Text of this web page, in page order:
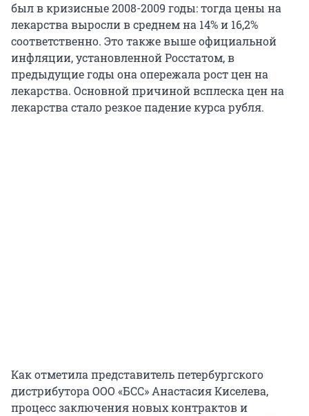
был в кризисные 2008-2009 годы: тогда цены на
лекарства выросли в среднем на 14% и 16,2%
соответственно. Это также выше официальной
инфляции, установленной Росстатом, в
предыдущие годы она опережала рост цен на
лекарства. Основной причиной всплеска цен на
лекарства стало резкое падение курса рубля.
Как отметила представитель петербургского
дистрибутора ООО «БСС» Анастасия Киселева,
процесс заключения новых контрактов и